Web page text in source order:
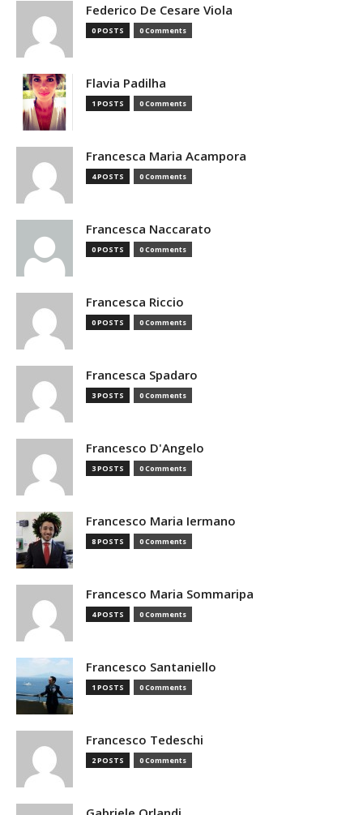
Federico De Cesare Viola
0 POSTS 0 Comments
Flavia Padilha
1 POSTS 0 Comments
Francesca Maria Acampora
4 POSTS 0 Comments
Francesca Naccarato
0 POSTS 0 Comments
Francesca Riccio
0 POSTS 0 Comments
Francesca Spadaro
3 POSTS 0 Comments
Francesco D'Angelo
3 POSTS 0 Comments
Francesco Maria Iermano
8 POSTS 0 Comments
Francesco Maria Sommaripa
4 POSTS 0 Comments
Francesco Santaniello
1 POSTS 0 Comments
Francesco Tedeschi
2 POSTS 0 Comments